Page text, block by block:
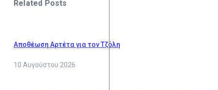
Related Posts
Αποθέωση Αρτέτα για τον Τζόλη
10 Αυγούστου 2026